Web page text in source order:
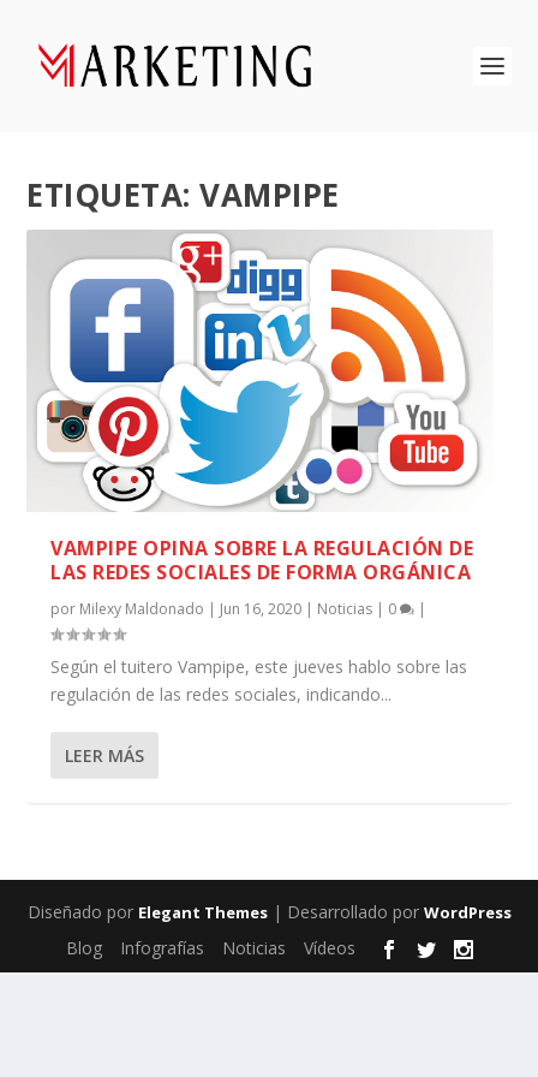
ETIQUETA:VAMPIPE
VAMPIPE OPINA SOBRE LA REGULACIÓN DE
LAS REDES SOCIALES DE FORMA ORGÁNICA
por Milexy Maldonado | Jun 16, 2020 | Noticias | 0 |
Según el tuitero Vampipe, este jueves hablo sobre las
regulación de las redes sociales, indicando...
LEER MÁS
Diseñado por Elegant Themes| Desarrollado por WordPress
Blog Infografías Noticias Vídeos